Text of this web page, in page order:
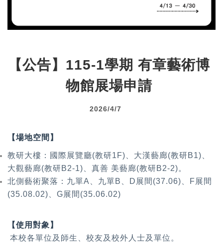
【公告】115-1學期 有章藝術博
物館展場申請
2026/4/7
【場地空間】
教研大樓：國際展覽廳(教研1F)、大漢藝廊(教研B1)、
大觀藝廊(教研B2-1)、真善 美藝廊(教研B2-2)。
北側藝術聚落：九單A、九單B、D展間(37.06)、F展間
(35.08.02)、G展間(35.06.02)
【使用對象】
本校各單位及師生、校友及校外人士及單位。